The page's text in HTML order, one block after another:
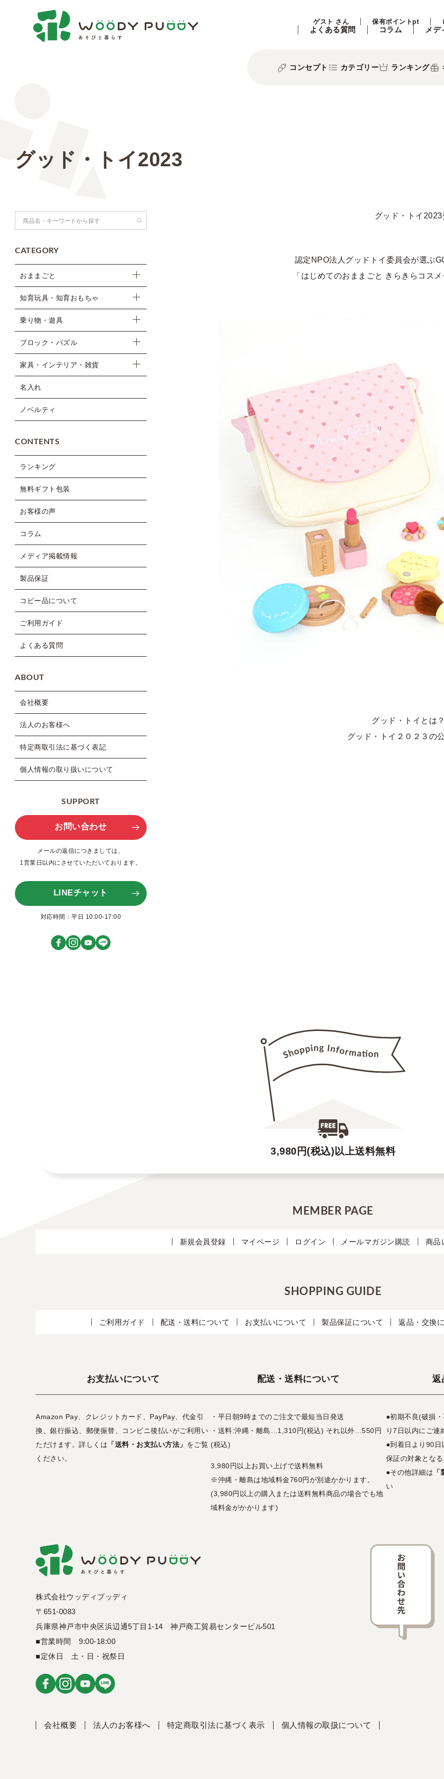
ゲスト さん 保有ポイントpt
よくある質問 コラム メデ
コンセプト カテゴリー ランキング
グッド・トイ2023
CATEGORY
おままごと
知育玩具・知育おもちゃ
乗り物・遊具
ブロック・パズル
家具・インテリア・雑貨
名入れ
ノベルティ
CONTENTS
ランキング
無料ギフト包装
お客様の声
コラム
メディア掲載情報
製品保証
コピー品について
ご利用ガイド
よくある質問
ABOUT
会社概要
法人のお客様へ
特定商取引法に基づく表記
個人情報の取り扱いについて
SUPPORT
お問い合わせ
メールの返信につきましては、
1営業日以内にさせていただいております。
LINEチャット
対応時間：平日 10:00-17:00
グッド・トイ2023
認定NPO法人グッドトイ委員会が選ぶ
「はじめてのおままごと きらきらコス
グッド・トイとは
グッド・トイ２０２３の
3,980円(税込)以上送料無料
MEMBER PAGE
新規会員登録 マイページ ログイン メールマガジン購読 商品
SHOPPING GUIDE
ご利用ガイド 配送・送料について お支払いについて 製品保証について 返品・交換
お支払いについて
Amazon Pay、クレジットカード、PayPay、代金引
換、銀行振込、郵便振替、コンビニ後払いがご利用い
ただけます。詳しくは 「送料・お支払い方法」 をご覧
ください。
配送・送料について
・平日朝9時までのご注文で最短当日発送
・送料:沖縄・離島…1,310円(税込) それ以外…550円
(税込)
3,980円以上お買い上げで送料無料
※沖縄・離島は地域料金760円が別途かかります。
(3,980円以上の購入または送料無料商品の場合でも地
域料金がかかります)
返
●初期不良(破損
り7日以内にご連
●到着日より90日
保証の対象とな
●その他詳細は
い
株式会社ウッディプッディ
〒651-0083
兵庫県神戸市中央区浜辺通5丁目1-14 神戸商工貿易センタービル501
■営業時間 9:00-18:00
■定休日 土・日・祝祭日
会社概要 法人のお客様へ 特定商取引法に基づく表示 個人情報の取扱について